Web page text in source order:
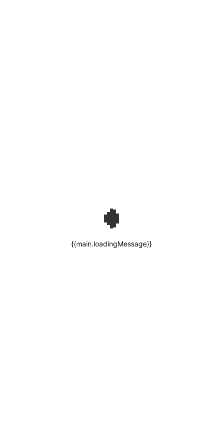
{{main.loadingMessage}}